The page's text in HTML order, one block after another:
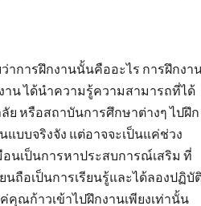
าการฝึกงานนั้นคืออะไร การฝึกงา
น ได้นำความรู้ความสามารถที่ได้
ย หรือสถาบันการศึกษาต่างๆ ไปฝึก
บบจริงจัง แต่อาจจะเป็นแค่ช่วง
อนเป็นการหาประสบการณ์เสริม ที่
นถือเป็นการเรียนรู้และได้ลองปฏิบั
คุณก้าวเข้าไปฝึกงานเพียงเท่านั้น